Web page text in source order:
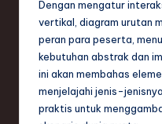
T
Dengan mengatur
vertikal, diagram urutan
peran para peserta,
kebutuhan abstrak dan
ini akan membahas
menjelajahi jenis-
praktis untuk